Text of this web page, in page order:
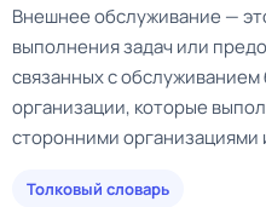
Внешнее обслуживание —
выполнения задач или
связанных с обслуживанием
организации, которые
сторонними организациями
Толковый словарь